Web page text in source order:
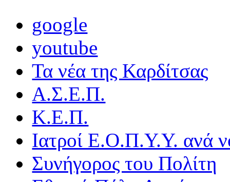
google
youtube
Τα νέα της Καρδίτσας
Α.Σ.Ε.Π.
Κ.Ε.Π.
Ιατροί Ε.Ο.Π.Υ.Υ. ανά
Συνήγορος του Πολίτη